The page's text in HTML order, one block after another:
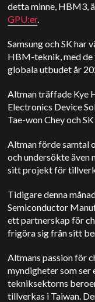
detta minne, HBM3,
GPU:er.
Samsung och SK har
HBM-teknik, med de
globala utbudet år
Altman träffade Kye
Electronics Device
Tae-won Chey och
Altman förde samtal
och undersökte
sitt projekt för
Tidigare denna
Semiconductor
ett partnerskap för
frigöra sig från sitt
Altmans passion för
myndigheter som ser
tekniksektorns
tillverkas i Taiwan.